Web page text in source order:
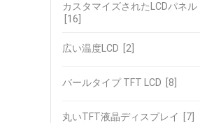
カスタマイズされたLCDパネル
[16]
広い温度LCD [2]
バールタイプ TFT LCD [8]
丸いTFT液晶ディスプレイ [7]